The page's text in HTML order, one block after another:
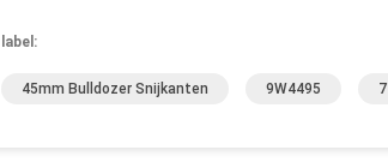
label:
45mm Bulldozer Snijkanten 9W4495